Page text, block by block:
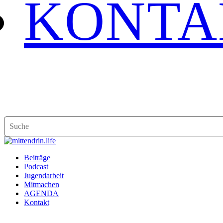
Beiträge
Podcast
Jugendarbeit
Mitmachen
AGENDA
Kontakt